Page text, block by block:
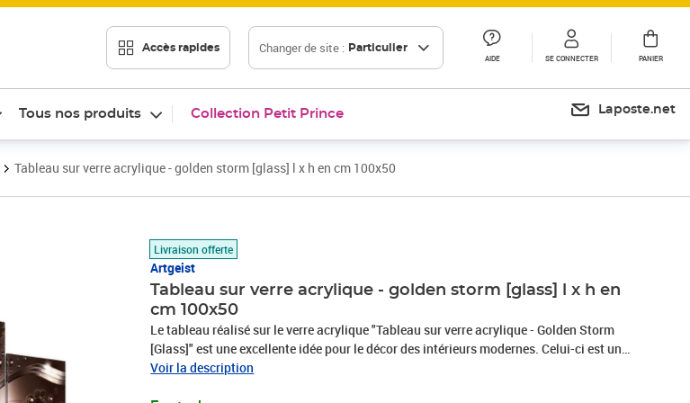
Accès rapides Changer de site : Particulier
AIDE SE CONNECTER PANIER
Tous nos produits Collection Petit Prince Laposte.net
Tableau sur verre acrylique - golden storm [glass] l x h en cm 100x50
Livraison offerte
Artgeist
Tableau sur verre acrylique - golden storm [glass] l x h en
cm 100x50
Le tableau réalisé sur le verre acrylique "Tableau sur verre acrylique - Golden Storm
[Glass]" est une excellente idée pour le décor des intérieurs modernes. Celui-ci est une
solution pour les amateur d’idées non conventionnelles et représente une alternative
Voir la description
Prix barré 204,73 €
Prix 180,16€